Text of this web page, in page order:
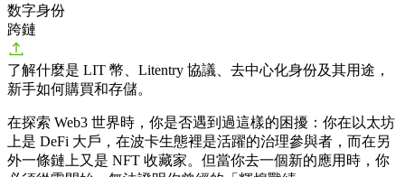
数字身份
跨鏈
了解什麼是 LIT 幣、Litentry 協議、去中心化身份及其用途，
新手如何購買和存儲。
在探索 Web3 世界時，你是否遇到過這樣的困擾：你在以太坊
上是 DeFi 大戶，在波卡生態裡是活躍的治理參與者，而在另
外一條鏈上又是 NFT 收藏家。但當你去一個新的應用時，你